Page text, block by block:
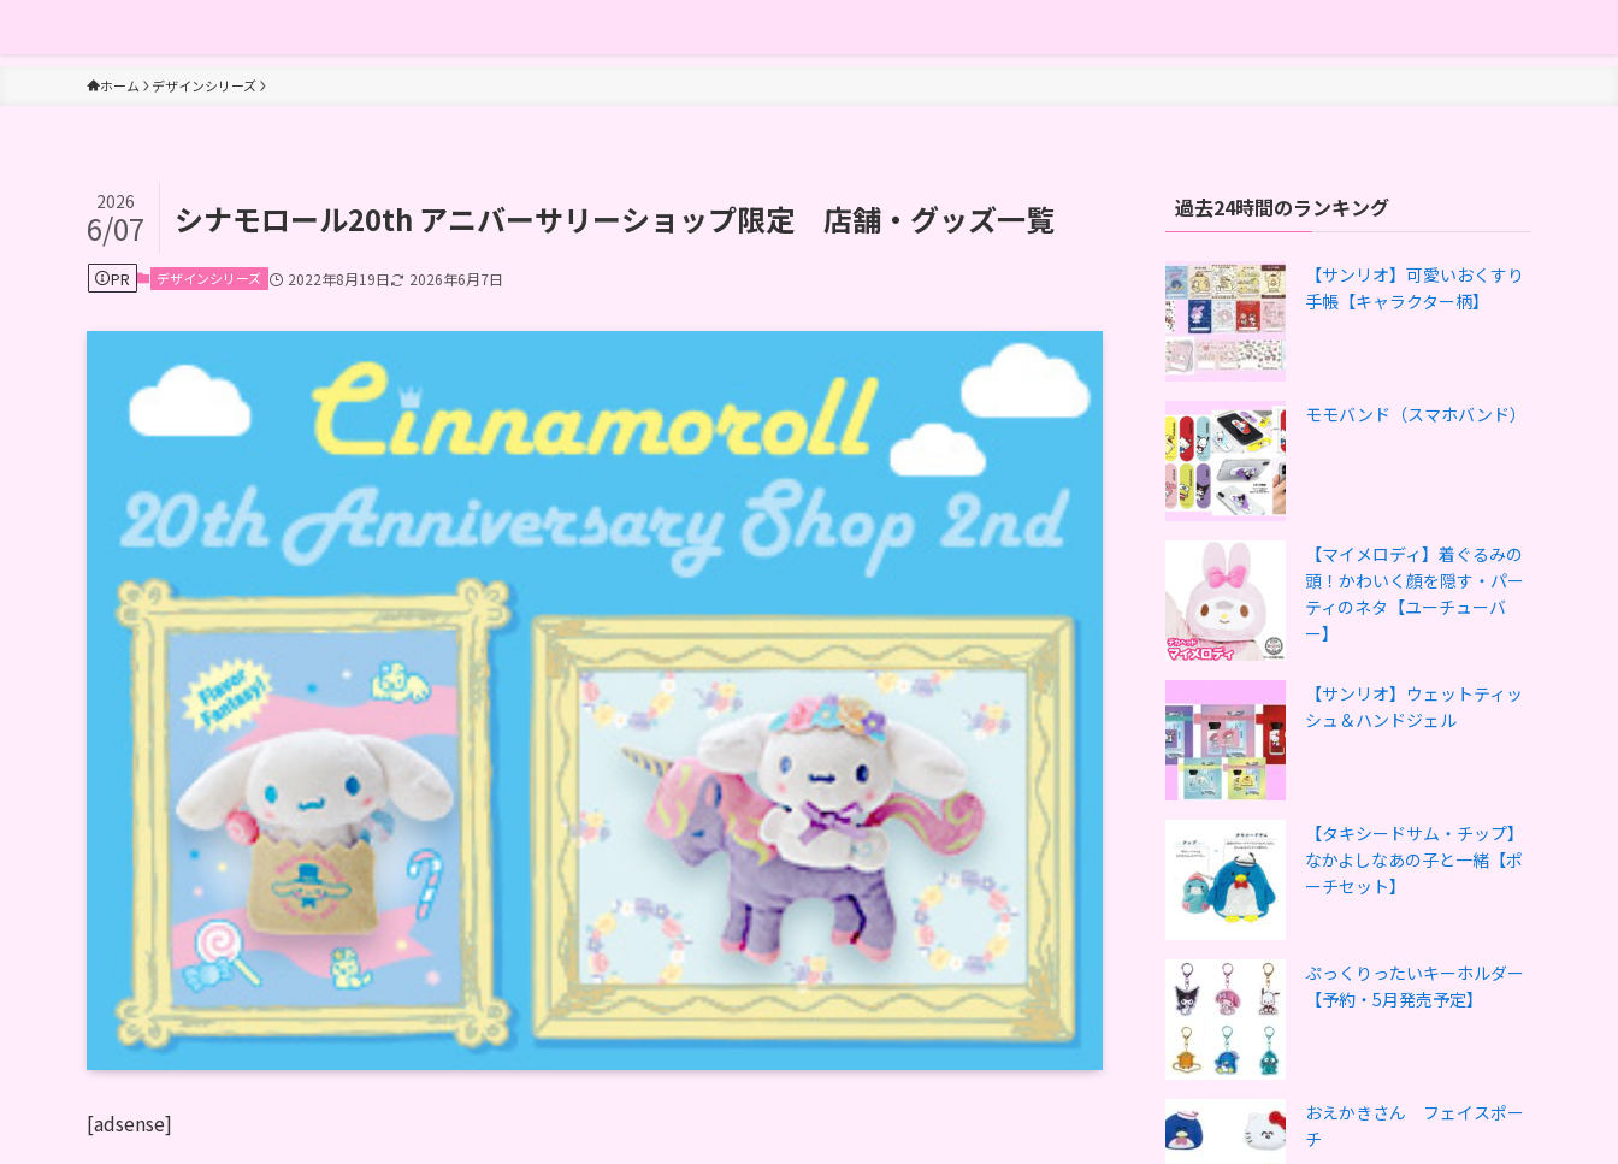
ホーム デザインシリーズ
シナモロール20th アニバーサリーショップ限定 店舗・グッズ一覧
2026
6/07
PR デザインシリーズ 2022年8月19日 2026年6月7日
[adsense]
過去24時間のランキング
【サンリオ】可愛いおくすり
手帳【キャラクター柄】
モモバンド（スマホバンド）
【マイメロディ】着ぐるみの
頭！かわいく顔を隠す・パー
ティのネタ【ユーチューバ
ー】
【サンリオ】ウェットティッ
シュ＆ハンドジェル
【タキシードサム・チップ】
なかよしなあの子と一緒【ポ
ーチセット】
ぷっくりったいキーホルダー
【予約・5月発売予定】
おえかきさん フェイスポー
チ